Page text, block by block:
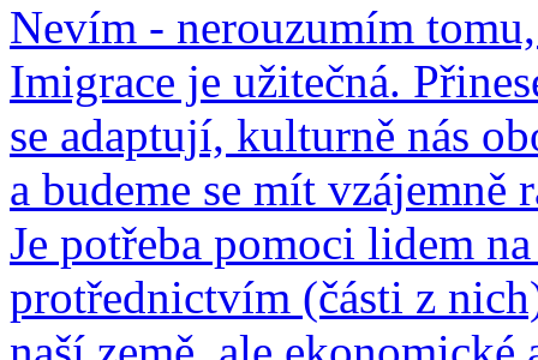
Nevím - nerouzumím
Imigrace je užitečná.
se adaptují, kulturně nás
a budeme se mít vzájemně
Je potřeba pomoci lidem
protřednictvím (části z